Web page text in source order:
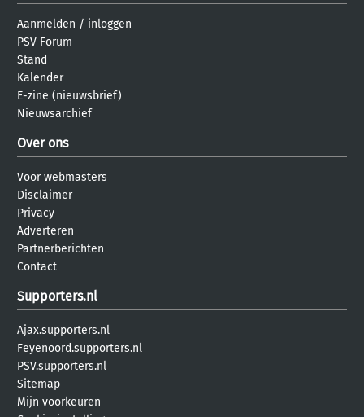
Aanmelden / inloggen
PSV Forum
Stand
Kalender
E-zine (nieuwsbrief)
Nieuwsarchief
Over ons
Voor webmasters
Disclaimer
Privacy
Adverteren
Partnerberichten
Contact
Supporters.nl
Ajax.supporters.nl
Feyenoord.supporters.nl
PSV.supporters.nl
Sitemap
Mijn voorkeuren